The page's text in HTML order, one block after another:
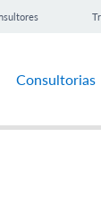
Consultorias